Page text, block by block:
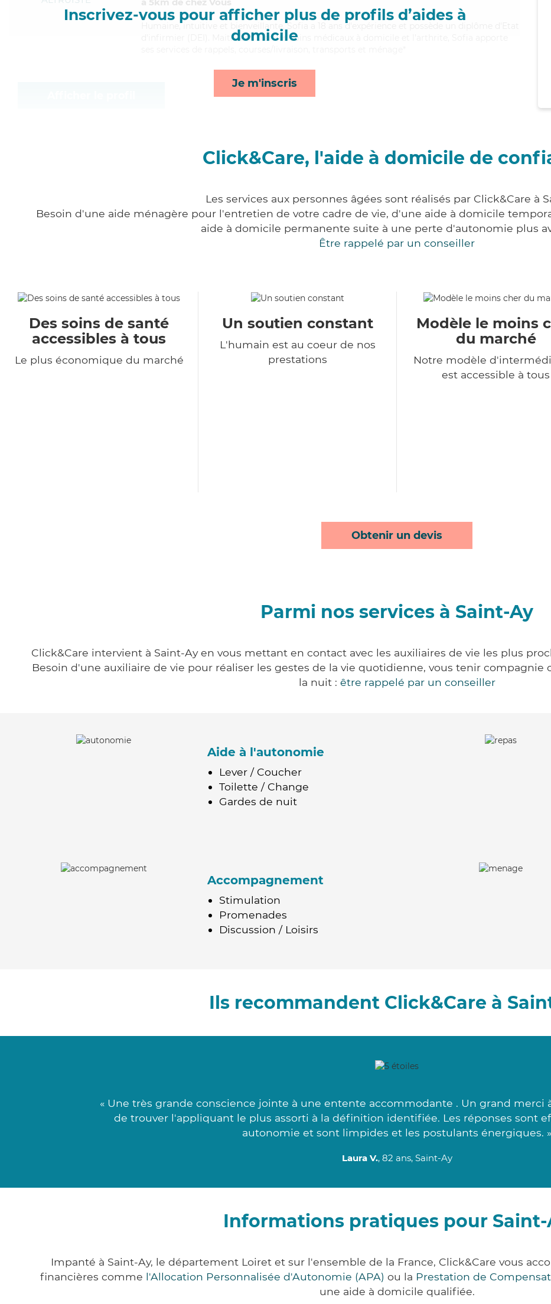
Inscrivez-vous pour afficher plus de profils d’aides à
domicile
Je m'inscris
, intuitive et bienveillante, Sofia a 18 ans d'expérience et possède un diplôme d'Etat
d'infirmier (DEI). Maitrisant bien les soins médicaux à domicile et l'arthrite, Sofia apporte
Click&Care, l'aide à domicile de
Les services aux personnes âgées sont réalisés par Click&Care à
Besoin d'une aide ménagère pour l'entretien de votre cadre de vie, d'une aide à domicile
aide à domicile permanente suite à une perte d'autonomie plus
Être rappelé par un conseiller
Des soins de santé
accessibles à tous
Le plus économique du marché
Un soutien constant
L'humain est au coeur de nos
prestations
Modèle le moins
du marché
Notre modèle
est accessible à tous
Obtenir un devis
Parmi nos services à Saint-Ay
Click&Care intervient à Saint-Ay en vous mettant en contact avec les auxiliaires de vie les plus
Besoin d'une auxiliaire de vie pour réaliser les gestes de la vie quotidienne, vous tenir compagnie
la nuit : être rappelé par un conseiller
Aide à l'autonomie
Lever / Coucher
Toilette / Change
Gardes de nuit
Accompagnement
Stimulation
Promenades
Discussion / Loisirs
Ils recommandent Click&Care à
« Une très grande conscience jointe à une entente accommodante . Un grand
de trouver l'appliquant le plus assorti à la définition identifiée. Les réponses sont
autonomie et sont limpides et les postulants énergiques. »
Laura V., 82 ans, Saint-Ay
Informations pratiques pour Saint-
Impanté à Saint-Ay, le département Loiret et sur l'ensemble de la France, Click&Care vous
financières comme l'Allocation Personnalisée d'Autonomie (APA) ou la Prestation de
une aide à domicile qualifiée.